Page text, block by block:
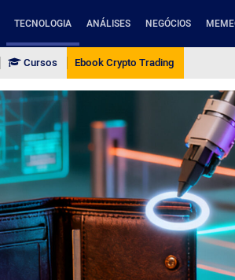
TECNOLOGIA ANÁLISES NEGÓCIOS
Cursos Ebook Crypto Trading